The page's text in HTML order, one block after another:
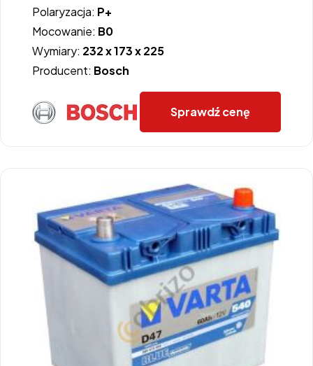
Polaryzacja: P+
Mocowanie: B0
Wymiary: 232 x 173 x 225
Producent: Bosch
Sprawdź cenę